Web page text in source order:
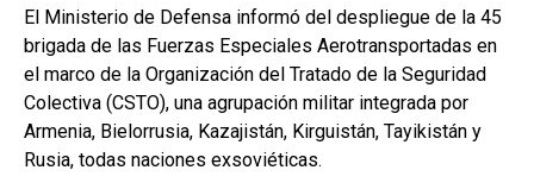
El Ministerio de Defensa informó del despliegue de la 45
brigada de las Fuerzas Especiales Aerotransportadas en
el marco de la Organización del Tratado de la Seguridad
Colectiva (CSTO), una agrupación militar integrada por
Armenia, Bielorrusia, Kazajistán, Kirguistán, Tayikistán y
Rusia, todas naciones exsoviéticas.